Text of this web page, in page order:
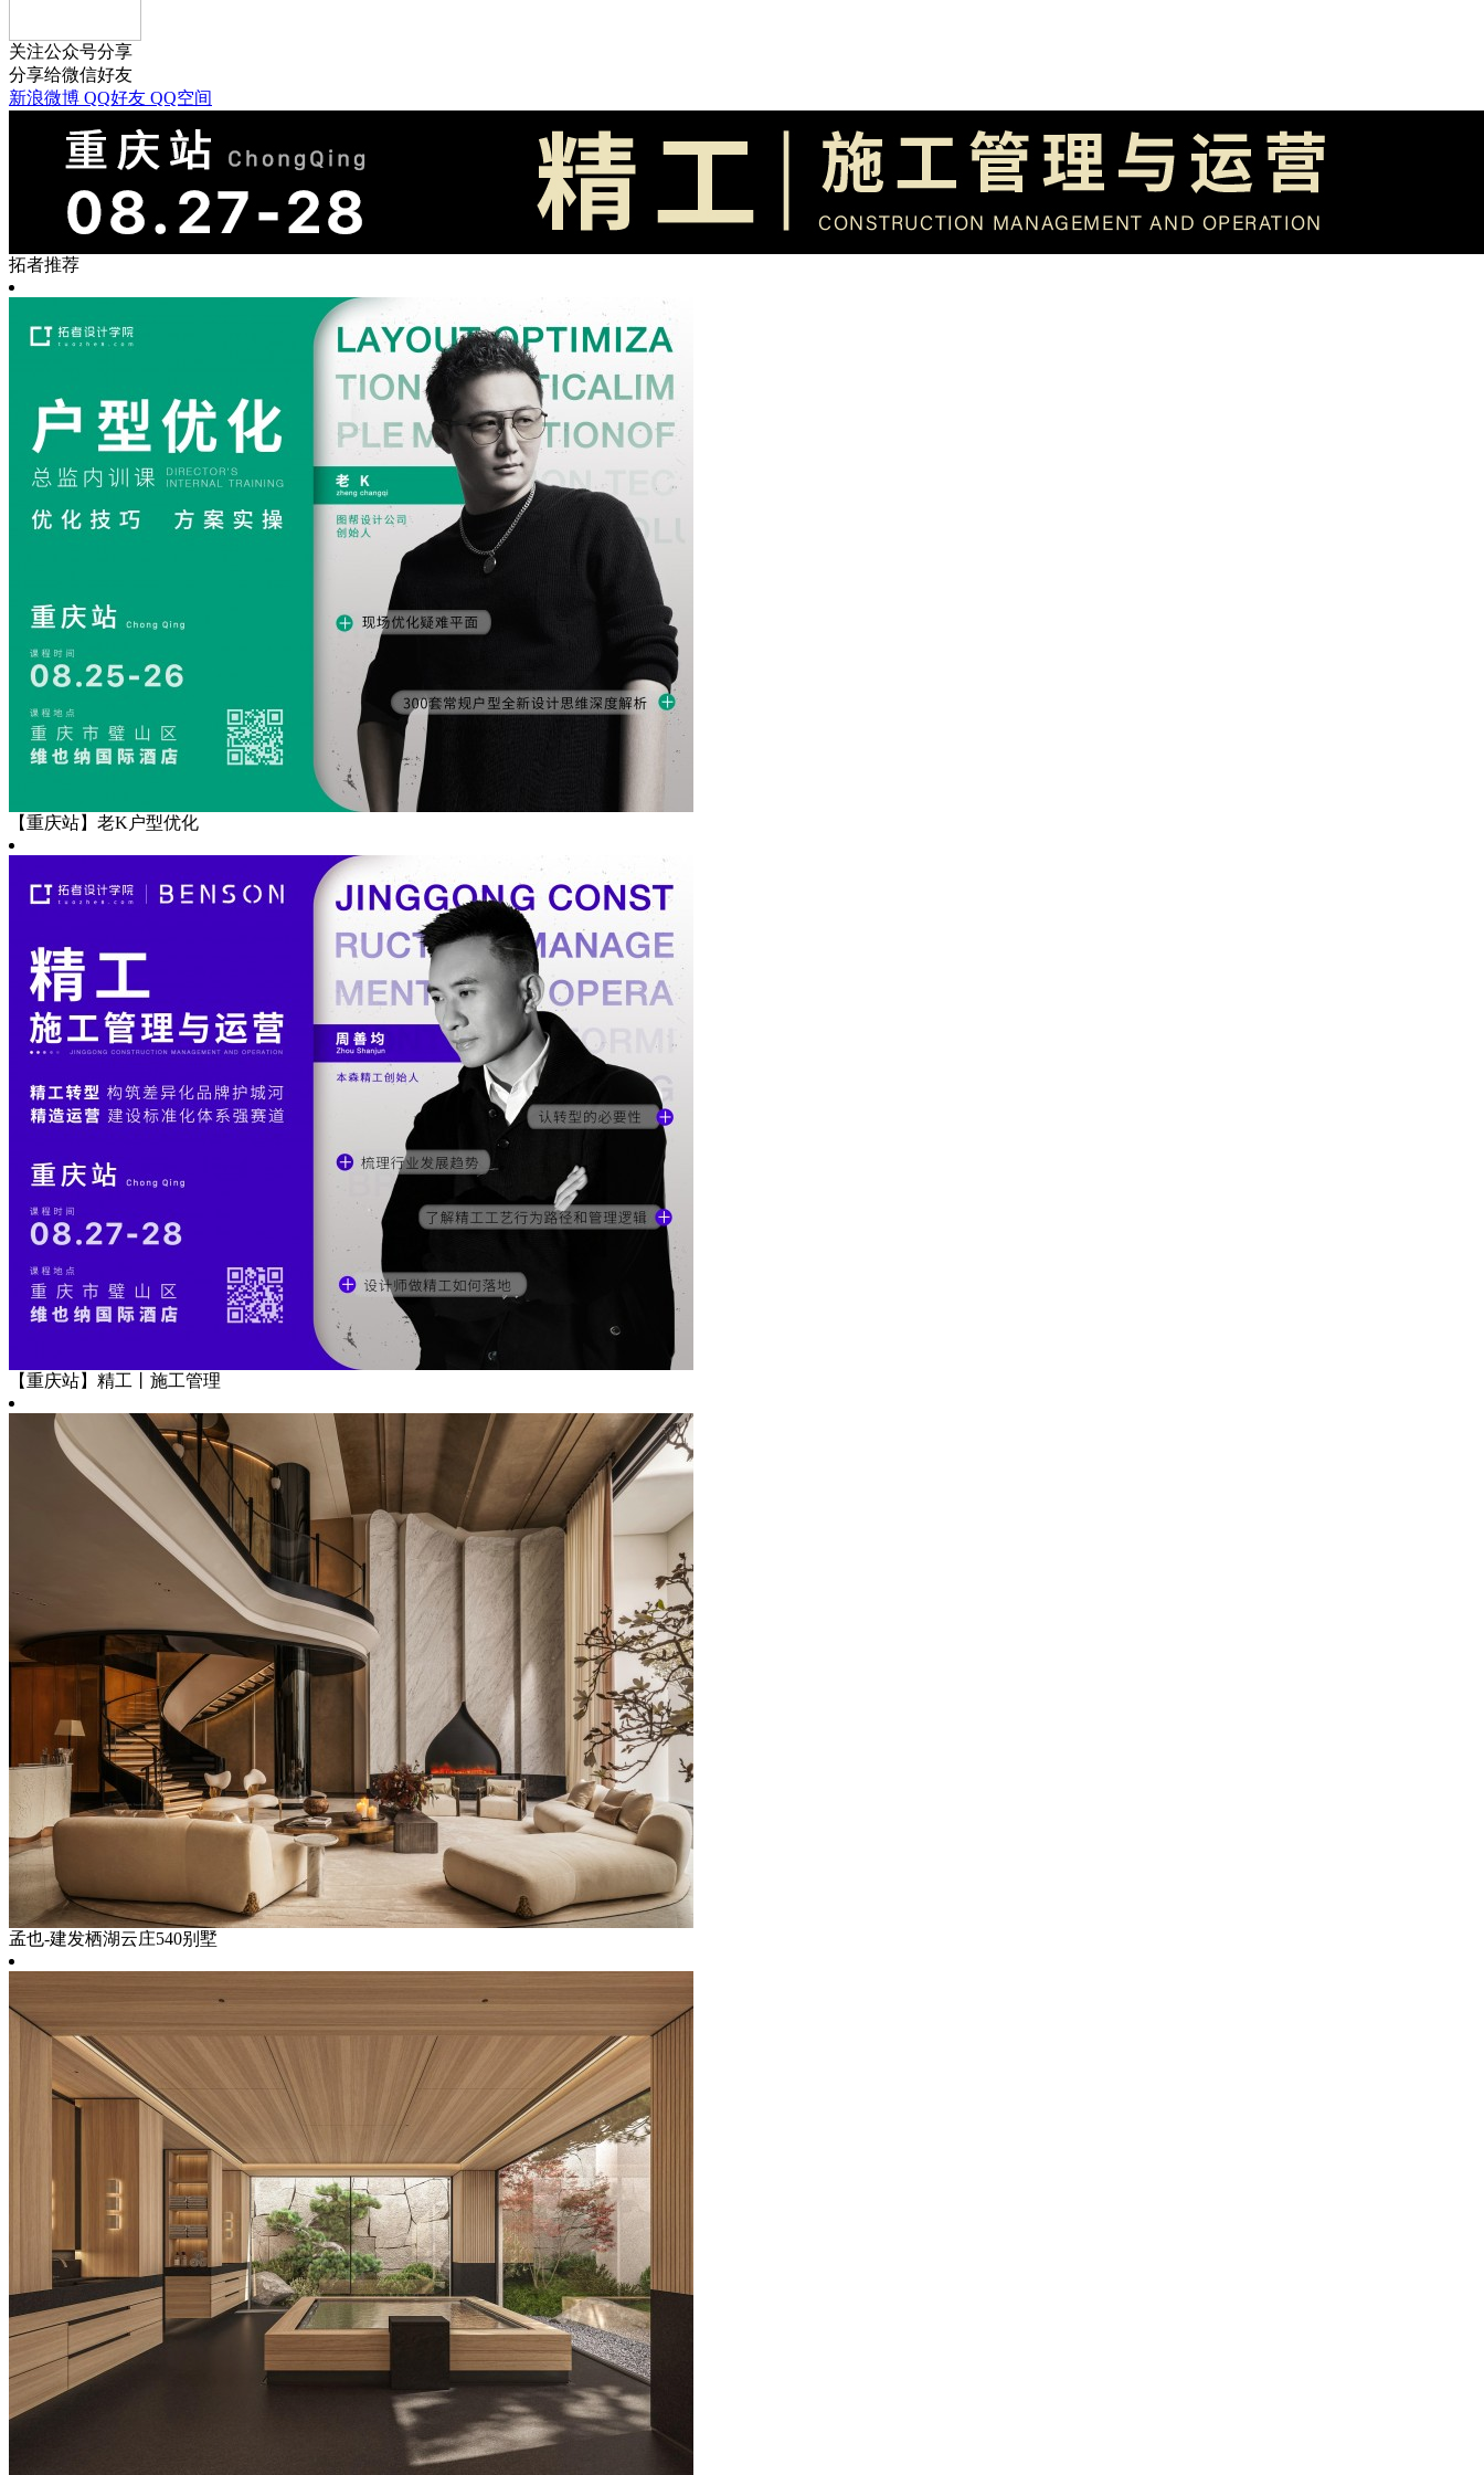
关注公众号分享
分享给微信好友
新浪微博 QQ好友 QQ空间
拓者推荐
【重庆站】老K户型优化
【重庆站】精工丨施工管理
孟也-建发栖湖云庄540别墅